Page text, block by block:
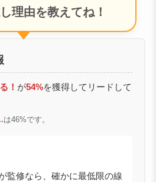
理由を教えてね！
！ が54%を獲得してリードして
は46%です。
監修なら、確かに最低限の線